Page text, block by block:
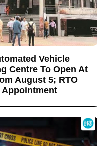
Vehicle
Centre To Open At
August 5; RTO
Appointment